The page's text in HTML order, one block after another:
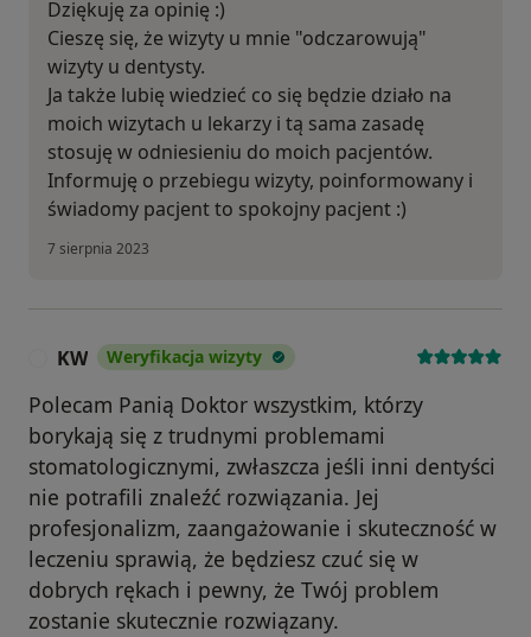
Dziękuję za opinię :)
Cieszę się, że wizyty u mnie "odczarowują"
wizyty u dentysty.
Ja także lubię wiedzieć co się będzie działo na
moich wizytach u lekarzy i tą sama zasadę
stosuję w odniesieniu do moich pacjentów.
Informuję o przebiegu wizyty, poinformowany i
świadomy pacjent to spokojny pacjent :)
7 sierpnia 2023
KW Weryfikacja wizyty
Polecam Panią Doktor wszystkim, którzy
borykają się z trudnymi problemami
stomatologicznymi, zwłaszcza jeśli inni dentyści
nie potrafili znaleźć rozwiązania. Jej
profesjonalizm, zaangażowanie i skuteczność w
leczeniu sprawią, że będziesz czuć się w
dobrych rękach i pewny, że Twój problem
zostanie skutecznie rozwiązany.